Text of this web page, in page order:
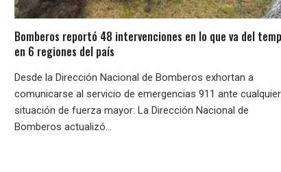
Bomberos reportó 48 intervenciones en lo que va del
en 6 regiones del país
Desde la Dirección Nacional de Bomberos exhortan a
comunicarse al servicio de emergencias 911 ante cualquier
situación de fuerza mayor: La Dirección Nacional de
Bomberos actualizó...